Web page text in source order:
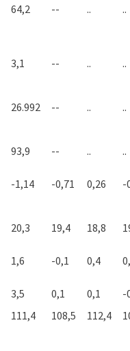
64,2 -- .. ..
3,1 -- .. ..
26.992 -- .. ..
93,9 -- .. ..
-1,14 -0,71 0,26 -
20,3 19,4 18,8
1,6 -0,1 0,4
3,5 0,1 0,1
-
111,4 108,5 112,4